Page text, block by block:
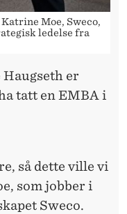
Moe, Sweco,
ledelse fra
er
tatt en EMBA i
så dette ville vi
som jobber i
Sweco.